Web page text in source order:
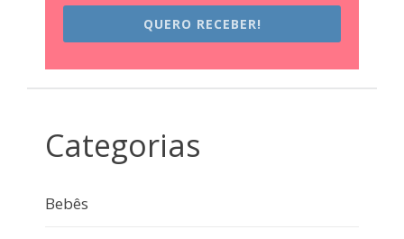
QUERO RECEBER!
Categorias
Bebês